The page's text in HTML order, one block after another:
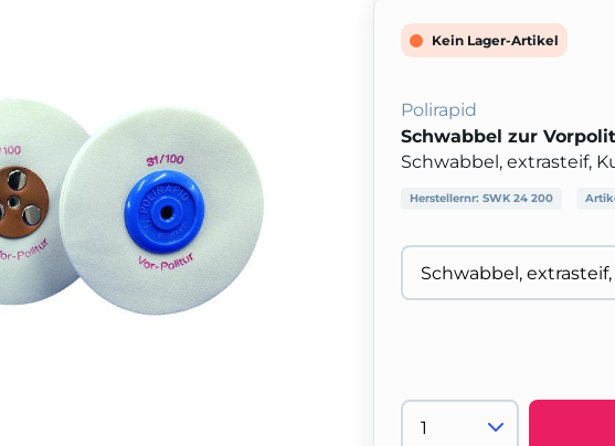
Kein Lager-Artikel
Polirapid
Schwabbel zur
Schwabbel, extrasteif,
Herstellernr: SWK 24 200